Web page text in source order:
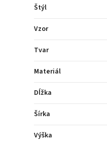
Štýl
Vzor
Tvar
Materiál
Dĺžka
Šírka
Výška